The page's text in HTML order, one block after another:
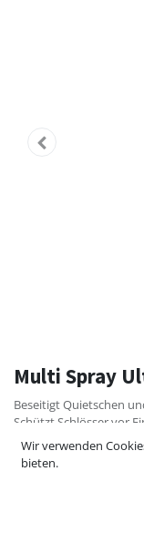
Multi Spray
Beseitigt Quietschen
Schützt Schlösser vor
verdrängt Feuchtigkeit
sprühen).
Greift Lacke,
Wir verwenden
bieten.